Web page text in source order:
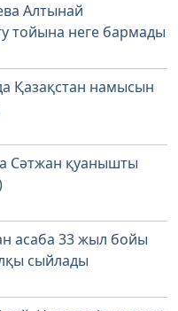
Алтынай
тойына неге бармады
Қазақстан намысын
Сәтжан қуанышты
асаба 33 жыл бойы
сыйлады